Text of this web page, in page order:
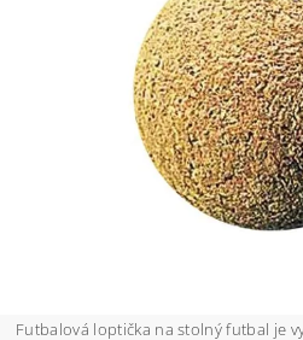
Futbalová loptička na stolný futbal je